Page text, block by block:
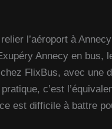
l’aéroport à Annecy
Annecy en bus,
FlixBus, avec une
c’est
est difficile à battre